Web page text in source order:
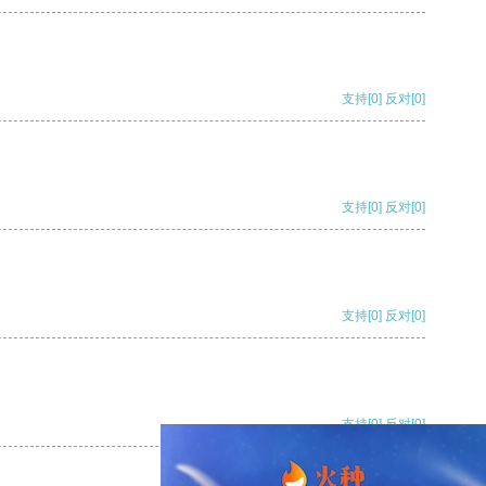
支持[0] 反对[0]
支持[0] 反对[0]
支持[0] 反对[0]
支持[0] 反对[0]